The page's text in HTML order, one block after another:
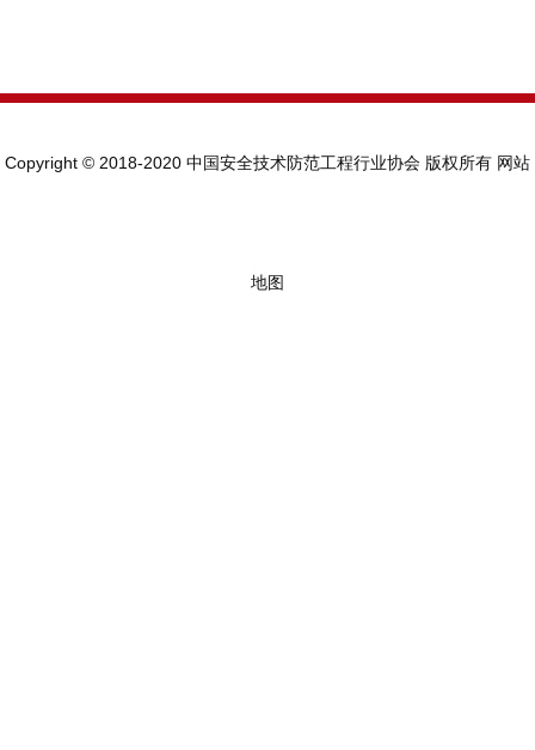
Copyright © 2018-2020 中国安全技术防范工程行业协会 版权所有 网站
地图